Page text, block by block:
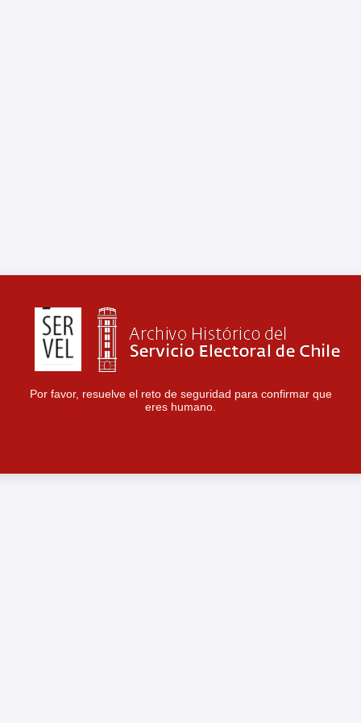
Por favor, resuelve el reto de seguridad para confirmar que
eres humano.